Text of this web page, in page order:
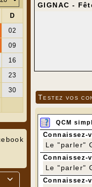

GIGNAC -
Testez vos
QCM
Connaissez-
Le "parler"
Connaissez-
Le "parler"
Connaissez-